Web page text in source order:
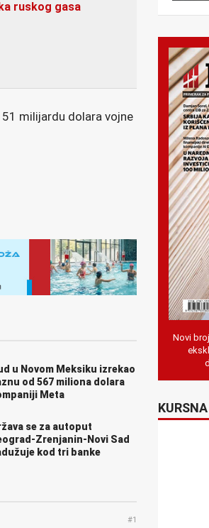
ruskog gasa
milijardu dolara vojne
u Novom Meksiku izrekao
od 567 miliona dolara
Meta
se za autoput
Zrenjanin-Novi Sad
kod tri banke
#1
Novi